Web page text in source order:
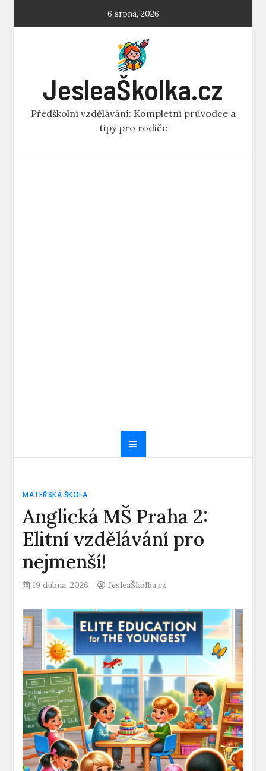
6 srpna, 2026
JesleaŠkolka.cz
Předškolní vzdělávání: Kompletní průvodce a
tipy pro rodiče
MATEŘSKÁ ŠKOLA
Anglická MŠ Praha 2:
Elitní vzdělávání pro
nejmenší!
19 dubna, 2026 JesleaŠkolka.cz